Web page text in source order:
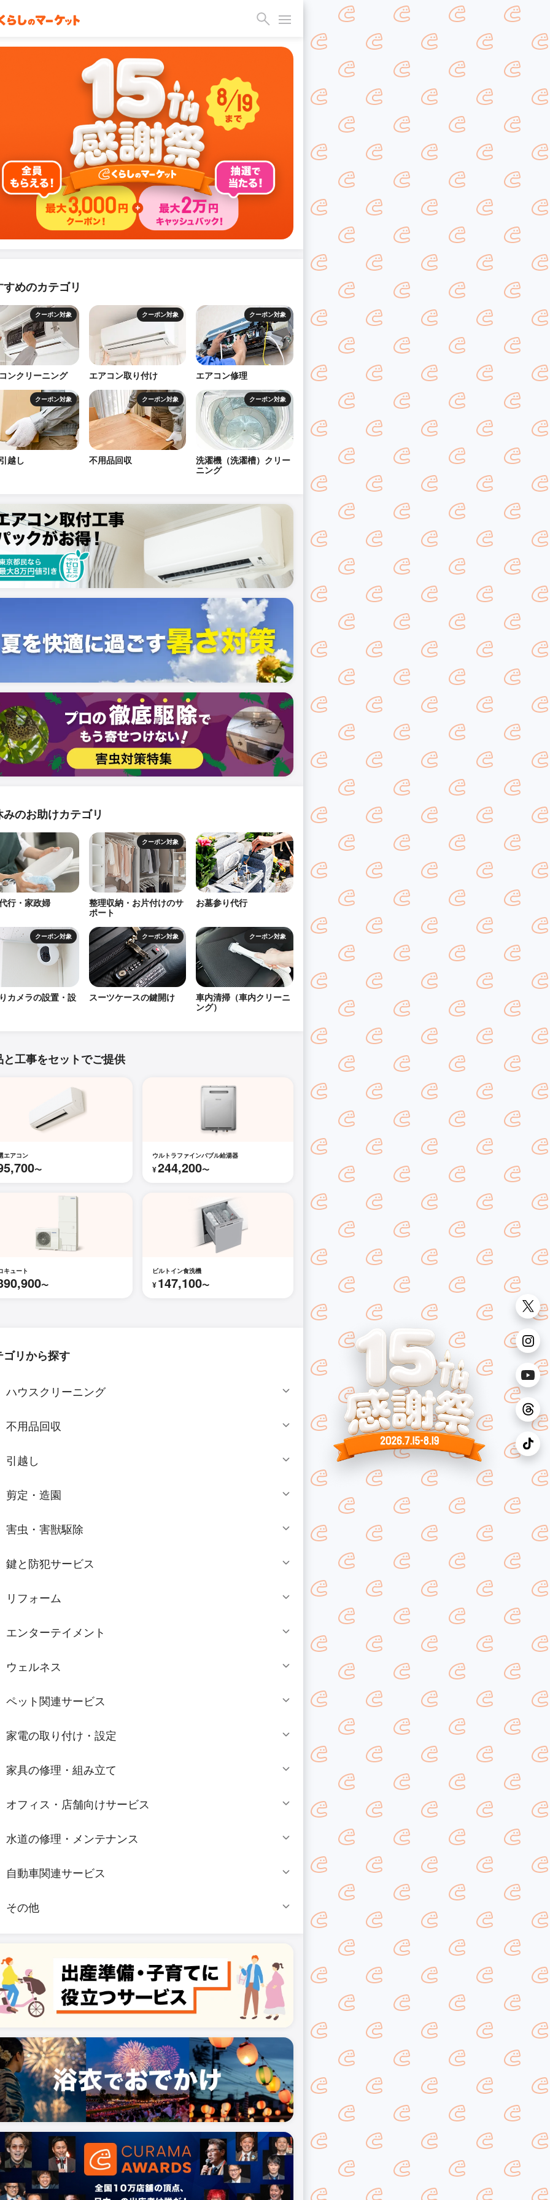
すめのカテゴリ
クーポン対象
ンクリーニング
クーポン対象
エアコン取り付け
クーポン対象
エアコン修理
クーポン対象
越し
クーポン対象
不用品回収
クーポン対象
洗濯機（洗濯槽）クリー
ニング
みのお助けカテゴリ
行・家政婦
クーポン対象
整理収納・お片付けのサ
ポート
お墓参り代行
クーポン対象
カメラの設置・設
クーポン対象
スーツケースの鍵開け
クーポン対象
車内清掃（車内クリーニ
ング）
と工事をセットでご提供
エアコン
〜
ウルトラファインバブル給湯器
¥244,200〜
キュート
〜
ビルトイン食洗機
¥147,100〜
ゴリから探す
ハウスクリーニング
不用品回収
引越し
剪定・造園
害虫・害獣駆除
鍵と防犯サービス
リフォーム
エンターテイメント
ウェルネス
ペット関連サービス
家電の取り付け・設定
家具の修理・組み立て
オフィス・店舗向けサービス
水道の修理・メンテナンス
自動車関連サービス
その他